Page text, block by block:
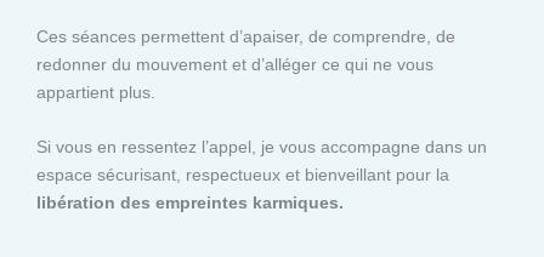
Ces séances permettent d’apaiser, de comprendre, de
redonner du mouvement et d’alléger ce qui ne vous
appartient plus.
Si vous en ressentez l’appel, je vous accompagne dans un
espace sécurisant, respectueux et bienveillant pour la
libération des empreintes karmiques.